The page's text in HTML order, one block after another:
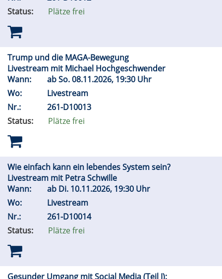
Status:
Plätze frei
Trump und die MAGA-Bewegung
Livestream mit Michael Hochgeschwender
Wann:
abSo.08.11.2026, 19:30 Uhr
Wo:
Livestream
Nr.:
261-D10013
Status:
Plätze frei
Wie einfach kann ein lebendes System sein?
Livestream mit Petra Schwille
Wann:
ab Di. 10.11.2026, 19:30 Uhr
Wo:
Livestream
Nr.:
261-D10014
Status:
Plätze frei
Gesunder Umgang mit Social Media (Teil I):